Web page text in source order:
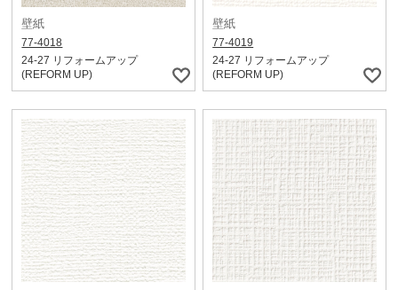
壁紙
77-4018
24-27 リフォームアップ
(REFORM UP)
壁紙
77-4019
24-27 リフォームアップ
(REFORM UP)